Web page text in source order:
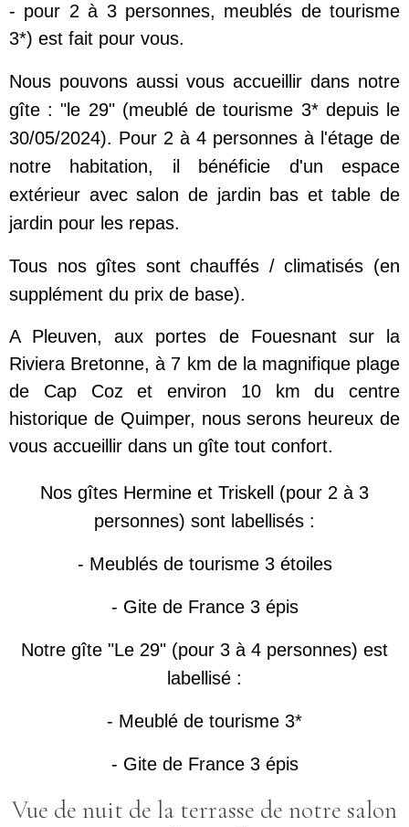
- pour 2 à 3 personnes, meublés de tourisme
3*) est fait pour vous.
Nous pouvons aussi vous accueillir dans notre
gîte : "le 29" (meublé de tourisme 3* depuis le
30/05/2024). Pour 2 à 4 personnes à l'étage de
notre habitation, il bénéficie d'un espace
extérieur avec salon de jardin bas et table de
jardin pour les repas.
Tous nos gîtes sont chauffés / climatisés (en
supplément du prix de base).
A Pleuven, aux portes de Fouesnant sur la
Riviera Bretonne, à 7 km de la magnifique plage
de Cap Coz et environ 10 km du centre
historique de Quimper, nous serons heureux de
vous accueillir dans un gîte tout confort.
Nos gîtes Hermine et Triskell (pour 2 à 3
personnes) sont labellisés :
- Meublés de tourisme 3 étoiles
- Gite de France 3 épis
Notre gîte "Le 29" (pour 3 à 4 personnes) est
labellisé :
- Meublé de tourisme 3*
- Gite de France 3 épis
Vue de nuit de la terrasse de notre salon